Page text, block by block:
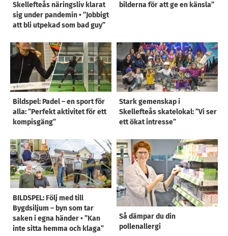
Skellefteås näringsliv klarat
sig under pandemin • ”Jobbigt
att bli utpekad som bad guy”
bilderna för att ge en känsla”
Bildspel: Padel – en sport för
alla: ”Perfekt aktivitet för ett
kompisgäng”
Stark gemenskap i
Skellefteås skatelokal: ”Vi ser
ett ökat intresse”
BILDSPEL: Följ med till
Bygdsiljum – byn som tar
saken i egna händer • ”Kan
inte sitta hemma och klaga”
Så dämpar du din
pollenallergi